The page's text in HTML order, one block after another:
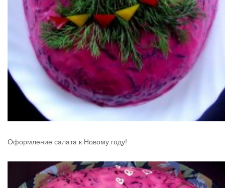
Оформление салата к Новому году!